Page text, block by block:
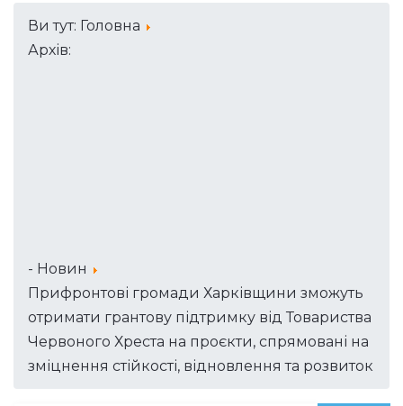
Ви тут: Головна
Архів:
- Новин
Прифронтові громади Харківщини зможуть
отримати грантову підтримку від Товариства
Червоного Хреста на проєкти, спрямовані на
зміцнення стійкості, відновлення та розвиток